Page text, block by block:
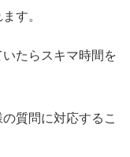
す。
たらスキマ時間を
質問に対応するこ